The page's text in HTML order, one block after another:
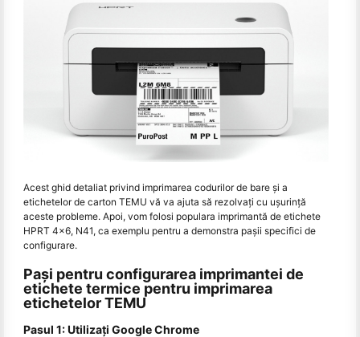
Acest ghid detaliat privind imprimarea codurilor de bare și a
etichetelor de carton TEMU vă va ajuta să rezolvați cu ușurință
aceste probleme. Apoi, vom folosi populara imprimantă de etichete
HPRT 4x6, N41, ca exemplu pentru a demonstra pașii specifici de
configurare.
Pași pentru configurarea imprimantei de
etichete termice pentru imprimarea
etichetelor TEMU
Pasul 1: Utilizați Google Chrome